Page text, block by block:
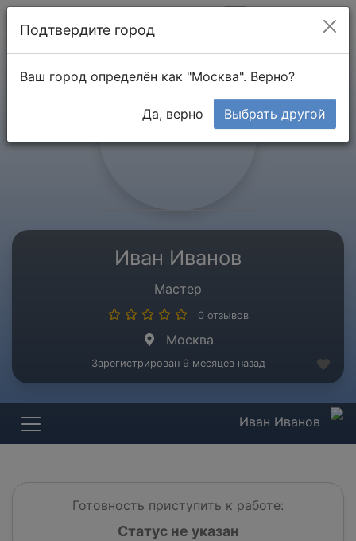
Иван Иванов
Мастер
0 отзывов
Москва
Зарегистрирован 9 месяцев назад
Иван Иванов
Готовность приступить к работе:
Статус не указан
Подтвердите город
Ваш город определён как "Москва". Верно?
Да, верно Выбрать другой